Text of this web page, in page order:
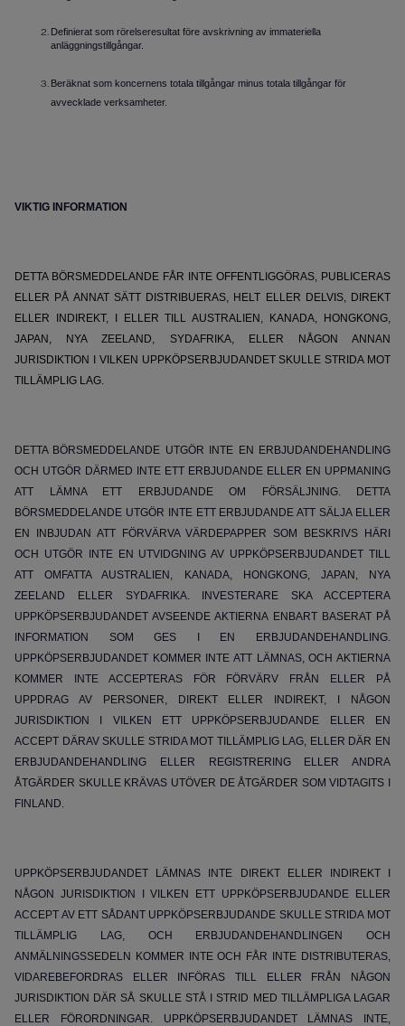
Definierat som rörelseresultat före avskrivning av immateriella
anläggningstillgångar.
Beräknat som koncernens totala tillgångar minus totala tillgångar för
avvecklade verksamheter.
VIKTIG INFORMATION
DETTA BÖRSMEDDELANDE FÅR INTE OFFENTLIGGÖRAS, PUBLICERAS
ELLER PÅ ANNAT SÄTT DISTRIBUERAS, HELT ELLER DELVIS, DIREKT
ELLER INDIREKT, I ELLER TILL AUSTRALIEN, KANADA, HONGKONG,
JAPAN, NYA ZEELAND, SYDAFRIKA, ELLER NÅGON ANNAN
JURISDIKTION I VILKEN UPPKÖPSERBJUDANDET SKULLE STRIDA MOT
TILLÄMPLIG LAG.
DETTA BÖRSMEDDELANDE UTGÖR INTE EN ERBJUDANDEHANDLING
OCH UTGÖR DÄRMED INTE ETT ERBJUDANDE ELLER EN UPPMANING
ATT LÄMNA ETT ERBJUDANDE OM FÖRSÄLJNING. DETTA
BÖRSMEDDELANDE UTGÖR INTE ETT ERBJUDANDE ATT SÄLJA ELLER
EN INBJUDAN ATT FÖRVÄRVA VÄRDEPAPPER SOM BESKRIVS HÄRI
OCH UTGÖR INTE EN UTVIDGNING AV UPPKÖPSERBJUDANDET TILL
ATT OMFATTA AUSTRALIEN, KANADA, HONGKONG, JAPAN, NYA
ZEELAND ELLER SYDAFRIKA. INVESTERARE SKA ACCEPTERA
UPPKÖPSERBJUDANDET AVSEENDE AKTIERNA ENBART BASERAT PÅ
INFORMATION SOM GES I EN ERBJUDANDEHANDLING.
UPPKÖPSERBJUDANDET KOMMER INTE ATT LÄMNAS, OCH AKTIERNA
KOMMER INTE ACCEPTERAS FÖR FÖRVÄRV FRÅN ELLER PÅ
UPPDRAG AV PERSONER, DIREKT ELLER INDIREKT, I NÅGON
JURISDIKTION I VILKEN ETT UPPKÖPSERBJUDANDE ELLER EN
ACCEPT DÄRAV SKULLE STRIDA MOT TILLÄMPLIG LAG, ELLER DÄR EN
ERBJUDANDEHANDLING ELLER REGISTRERING ELLER ANDRA
ÅTGÄRDER SKULLE KRÄVAS UTÖVER DE ÅTGÄRDER SOM VIDTAGITS I
FINLAND.
UPPKÖPSERBJUDANDET LÄMNAS INTE DIREKT ELLER INDIREKT I
NÅGON JURISDIKTION I VILKEN ETT UPPKÖPSERBJUDANDE ELLER
ACCEPT AV ETT SÅDANT UPPKÖPSERBJUDANDE SKULLE STRIDA MOT
TILLÄMPLIG LAG, OCH ERBJUDANDEHANDLINGEN OCH
ANMÄLNINGSSEDELN KOMMER INTE OCH FÅR INTE DISTRIBUTERAS,
VIDAREBEFORDRAS ELLER INFÖRAS TILL ELLER FRÅN NÅGON
JURISDIKTION DÄR SÅ SKULLE STÅ I STRID MED TILLÄMPLIGA LAGAR
ELLER FÖRORDNINGAR. UPPKÖPSERBJUDANDET LÄMNAS INTE,